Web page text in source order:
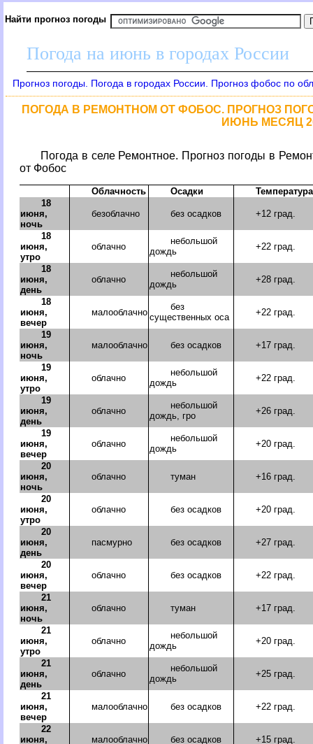
Найти прогноз погоды
Погода на июнь в городах России
Прогноз погоды. Погода в городах России. Прогноз фобос по
ПОГОДА В РЕМОНТНОМ ОТ ФОБОС. ПРОГНОЗ
ИЮНЬ МЕСЯЦ
Погода в селе Ремонтное. Прогноз погоды в
от Фобос
Облачность Осадки
Температура
18
июня,
ночь
безоблачно без осадков +12 град.
18
июня,
утро
облачно
небольшой
дождь
+22 град.
18
июня,
день
облачно
небольшой
дождь
+28 град.
18
июня,
вечер
малооблачно
без
существенных оса
+22 град.
19
июня,
ночь
малооблачно без осадков +17 град.
19
июня,
утро
облачно
небольшой
дождь
+22 град.
19
июня,
день
облачно
небольшой
дождь, гро
+26 град.
19
июня,
вечер
облачно
небольшой
дождь
+20 град.
20
июня,
ночь
облачно туман +16 град.
20
июня,
утро
облачно без осадков +20 град.
20
июня,
день
пасмурно без осадков +27 град.
20
июня,
вечер
облачно без осадков +22 град.
21
июня,
ночь
облачно туман +17 град.
21
июня,
утро
облачно
небольшой
дождь
+20 град.
21
июня,
день
облачно
небольшой
дождь
+25 град.
21
июня,
вечер
малооблачно без осадков +22 град.
22
июня,
малооблачно без осадков +15 град.